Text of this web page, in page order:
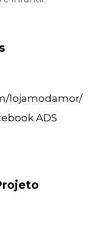
lojamodamor/
ADS